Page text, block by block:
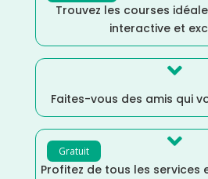
Trouvez les courses
interactive et

Faites-vous des amis qui
Gratuit 
Profitez de tous les services